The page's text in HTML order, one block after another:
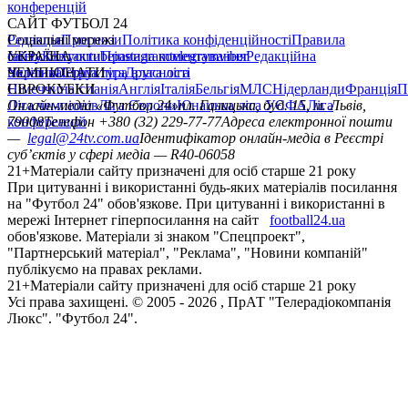
конференцій
САЙТ ФУТБОЛ 24
РедакціяПрогнозиПолітика конфіденційностіПравила
сайтуКонтактиПравила коментуванняРедакційна
політикаСтруктура власності
Соціальні мережі
facebookxyoutubeinstagramtelegramviber
УКРАЇНА
УкраїнаПерша лігаДруга ліга
ЧЕМПІОНАТИ
НімеччинаІспаніяАнгліяІталіяБельгіяМЛСНідерландиФранція
ЄВРОКУБКИ
Ліга чемпіонівЛіга ЄвропиЮнацька ліга УЄФАЛіга
конференцій
Онлайн-медіа «Футбол 24»пл. Галицька, буд. 15, м. Львів,
79008Телефон +380 (32) 229-77-77Адреса електронної пошти
— legal@24tv.com.uaІдентифікатор онлайн-медіа в Реєстрі
суб’єктів у сфері медіа — R40-06058
21+Матеріали сайту призначені для осіб старше 21 року
При цитуванні і використанні будь-яких матеріалів посилання
на "Футбол 24" обов'язкове. При цитуванні і використанні в
мережі Інтернет гіперпосилання на сайт
football24.ua
обов'язкове. Матеріали зі знаком "Спецпроект",
"Партнерський матеріал", "Реклама", "Новини компаній"
публікуємо на правах реклами.
21+Матеріали сайту призначені для осіб старше 21 року
Усi права захищенi. © 2005 - 2026 , ПрАТ "Телерадіокомпанія
Люкс". "Футбол 24".